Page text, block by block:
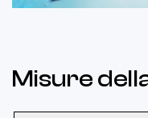
Misure